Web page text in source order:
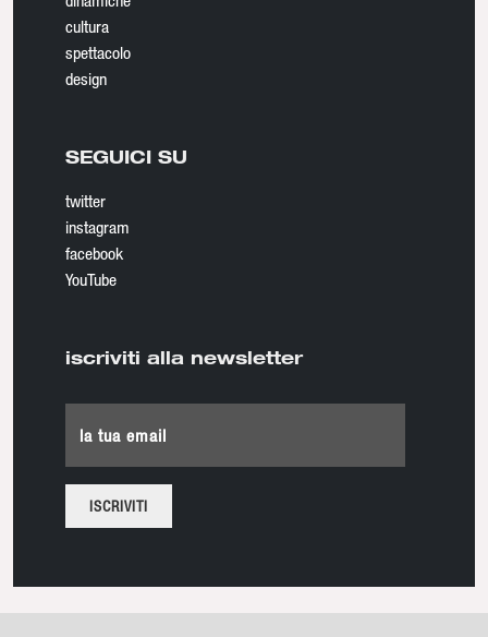
cultura
spettacolo
design
SEGUICI SU
twitter
instagram
facebook
YouTube
iscriviti alla newsletter
la tua email